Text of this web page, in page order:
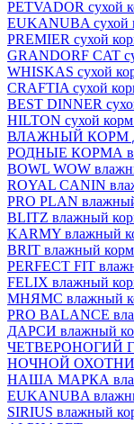
PETVADOR сухой
EUKANUBA сухой
PREMIER сухой
GRANDORF CAT
WHISKAS сухой
CRAFTIA сухой
BEST DINNER
HILTON сухой
ВЛАЖНЫЙ КОРМ
РОДНЫЕ КОРМА
BOWL WOW
ROYAL CANIN
PRO PLAN
BLITZ влажный
KARMY влажный
BRIT влажный корм
PERFECT FIT
FELIX влажный
МНЯМС влажный
PRO BALANCE
ДАРСИ влажный
ЧЕТВЕРОНОГИЙ
НОЧНОЙ ОХОТНИК
НАША МАРКА
EUKANUBA
SIRIUS влажный